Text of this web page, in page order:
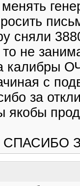
сняли
не
калибры
с
за
якобы